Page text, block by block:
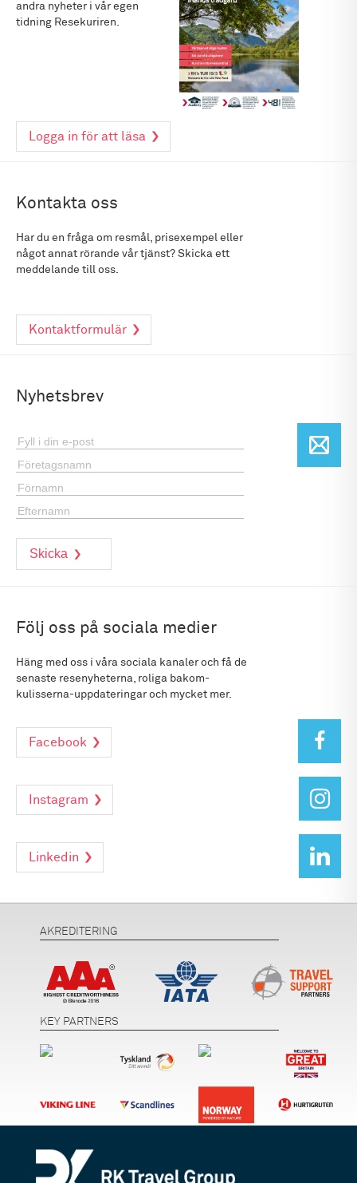
andra nyheter i vår egen
tidning Resekuriren.
Logga in för att läsa
Kontakta oss
Har du en fråga om resmål, prisexempel eller
något annat rörande vår tjänst? Skicka ett
meddelande till oss.
Kontaktformulär
Nyhetsbrev
Följ oss på sociala medier
Häng med oss i våra sociala kanaler och få de
senaste resenyheterna, roliga bakom-
kulisserna-uppdateringar och mycket mer.
Facebook
Instagram
Linkedin
AKREDITERING
KEY PARTNERS